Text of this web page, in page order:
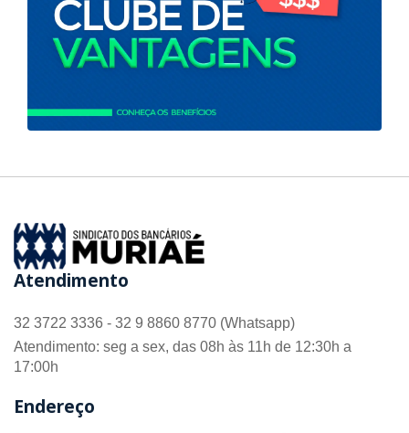
Atendimento
32 3722 3336 - 32 9 8860 8770 (Whatsapp)
Atendimento: seg a sex, das 08h às 11h de 12:30h a
17:00h
Endereço